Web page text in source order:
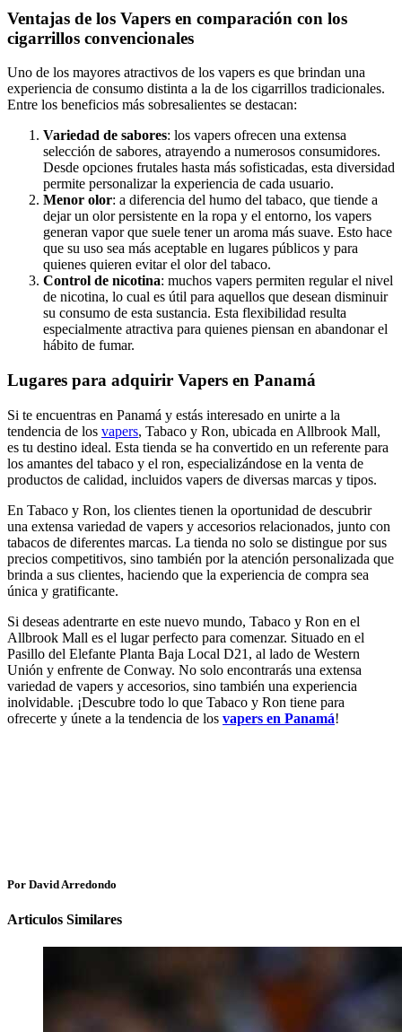
Ventajas de los Vapers en comparación con los
cigarrillos convencionales
Uno de los mayores atractivos de los vapers es que brindan una
experiencia de consumo distinta a la de los cigarrillos tradicionales.
Entre los beneficios más sobresalientes se destacan:
Variedad de sabores: los vapers ofrecen una extensa
selección de sabores, atrayendo a numerosos consumidores.
Desde opciones frutales hasta más sofisticadas, esta diversidad
permite personalizar la experiencia de cada usuario.
Menor olor: a diferencia del humo del tabaco, que tiende a
dejar un olor persistente en la ropa y el entorno, los vapers
generan vapor que suele tener un aroma más suave. Esto hace
que su uso sea más aceptable en lugares públicos y para
quienes quieren evitar el olor del tabaco.
Control de nicotina: muchos vapers permiten regular el nivel
de nicotina, lo cual es útil para aquellos que desean disminuir
su consumo de esta sustancia. Esta flexibilidad resulta
especialmente atractiva para quienes piensan en abandonar el
hábito de fumar.
Lugares para adquirir Vapers en Panamá
Si te encuentras en Panamá y estás interesado en unirte a la
tendencia de los vapers, Tabaco y Ron, ubicada en Allbrook Mall,
es tu destino ideal. Esta tienda se ha convertido en un referente para
los amantes del tabaco y el ron, especializándose en la venta de
productos de calidad, incluidos vapers de diversas marcas y tipos.
En Tabaco y Ron, los clientes tienen la oportunidad de descubrir
una extensa variedad de vapers y accesorios relacionados, junto con
tabacos de diferentes marcas. La tienda no solo se distingue por sus
precios competitivos, sino también por la atención personalizada que
brinda a sus clientes, haciendo que la experiencia de compra sea
única y gratificante.
Si deseas adentrarte en este nuevo mundo, Tabaco y Ron en el
Allbrook Mall es el lugar perfecto para comenzar. Situado en el
Pasillo del Elefante Planta Baja Local D21, al lado de Western
Unión y enfrente de Conway. No solo encontrarás una extensa
variedad de vapers y accesorios, sino también una experiencia
inolvidable. ¡Descubre todo lo que Tabaco y Ron tiene para
ofrecerte y únete a la tendencia de los vapers en Panamá!
Por David Arredondo
Articulos Similares